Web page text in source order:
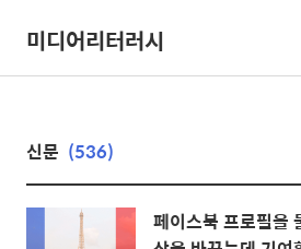
미디어리터러시
신문 (536)
페이스북 프로필을